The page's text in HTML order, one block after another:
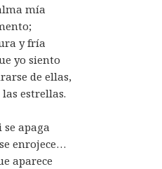
mía
y fría
yo siento
de ellas,
estrellas.
apaga
enrojece…
aparece